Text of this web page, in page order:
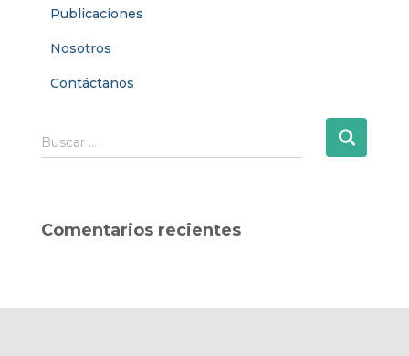
Publicaciones
Nosotros
Contáctanos
B
u
r
Buscar …
Comentarios recientes